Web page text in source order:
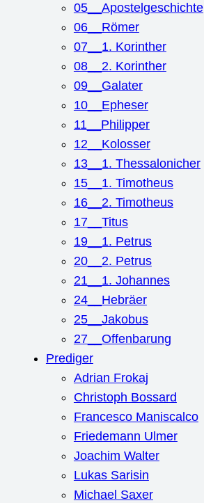
05__Apostelgeschichte
06__Römer
07__1. Korinther
08__2. Korinther
09__Galater
10__Epheser
11__Philipper
12__Kolosser
13__1. Thessalonicher
15__1. Timotheus
16__2. Timotheus
17__Titus
19__1. Petrus
20__2. Petrus
21__1. Johannes
24__Hebräer
25__Jakobus
27__Offenbarung
Prediger
Adrian Frokaj
Christoph Bossard
Francesco Maniscalco
Friedemann Ulmer
Joachim Walter
Lukas Sarisin
Michael Saxer